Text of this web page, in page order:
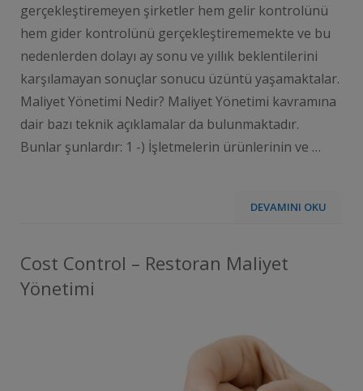
gerçekleştiremeyen şirketler hem gelir kontrolünü
hem gider kontrolünü gerçekleştirememekte ve bu
nedenlerden dolayı ay sonu ve yıllık beklentilerini
karşılamayan sonuçlar sonucu üzüntü yaşamaktalar.
Maliyet Yönetimi Nedir? Maliyet Yönetimi kavramına
dair bazı teknik açıklamalar da bulunmaktadır.
Bunlar şunlardır: 1 -) İşletmelerin ürünlerinin ve …
DEVAMINI OKU
Cost Control – Restoran Maliyet
Yönetimi